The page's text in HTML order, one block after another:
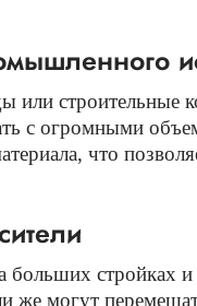
строительные
с огромными
что
стройках
могут